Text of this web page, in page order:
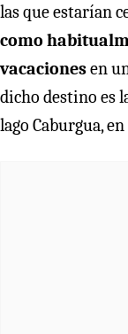
las que estarían
como
vacacionesen
dicho destino es
lago Caburgua,